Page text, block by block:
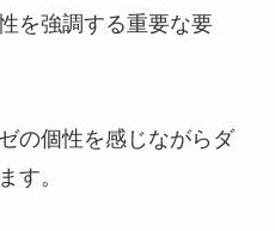
を強調する重要な要
の個性を感じながらダ
す。